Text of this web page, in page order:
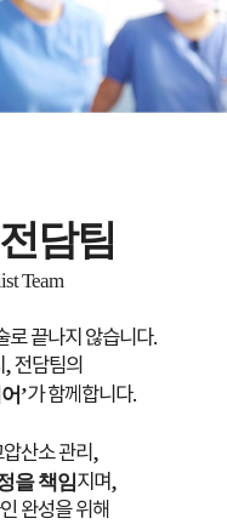
전담팀
Team
끝나지 않습니다.
전담팀의
’가 함께합니다.
산소 관리,
을 책임지며,
완성을 위해